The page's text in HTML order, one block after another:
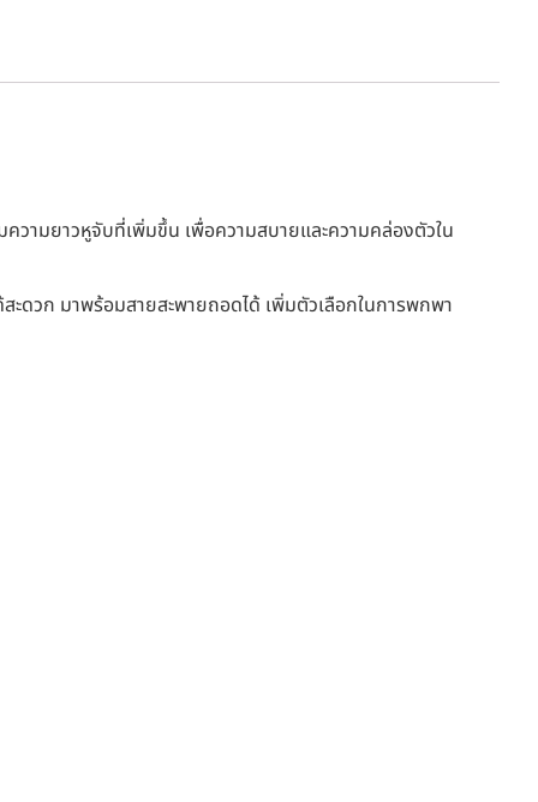
วามยาวหูจับที่เพิ่มขึ้น เพื่อความสบายและความคล่องตัวใน
ะดวก มาพร้อมสายสะพายถอดได้ เพิ่มตัวเลือกในการพกพา